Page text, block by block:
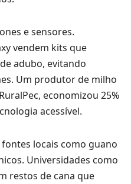
e sensores.
vendem kits que
adubo, evitando
Um produtor de milho
economizou 25%
acessível.
locais como guano
Universidades como
restos de cana que